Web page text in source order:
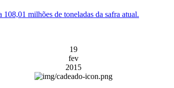
milhões de toneladas da safra atual.
19
fev
2015